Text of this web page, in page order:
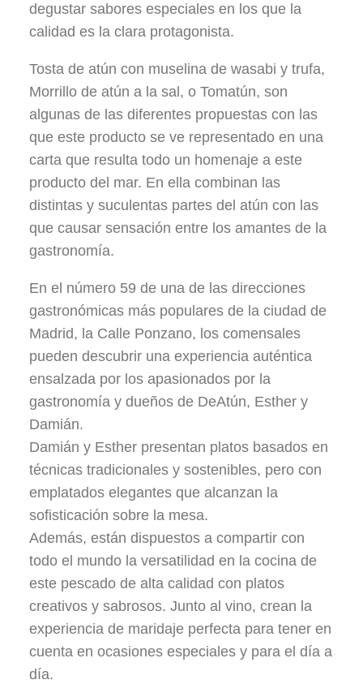
degustar sabores especiales en los que la
calidad es la clara protagonista.
Tosta de atún con muselina de wasabi y trufa,
Morrillo de atún a la sal, o Tomatún, son
algunas de las diferentes propuestas con las
que este producto se ve representado en una
carta que resulta todo un homenaje a este
producto del mar. En ella combinan las
distintas y suculentas partes del atún con las
que causar sensación entre los amantes de la
gastronomía.
En el número 59 de una de las direcciones
gastronómicas más populares de la ciudad de
Madrid, la Calle Ponzano, los comensales
pueden descubrir una experiencia auténtica
ensalzada por los apasionados por la
gastronomía y dueños de DeAtún, Esther y
Damián.
Damián y Esther presentan platos basados en
técnicas tradicionales y sostenibles, pero con
emplatados elegantes que alcanzan la
sofisticación sobre la mesa.
Además, están dispuestos a compartir con
todo el mundo la versatilidad en la cocina de
este pescado de alta calidad con platos
creativos y sabrosos. Junto al vino, crean la
experiencia de maridaje perfecta para tener en
cuenta en ocasiones especiales y para el día a
día.